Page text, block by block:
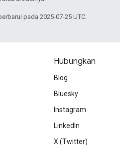
pada 2025-07-25 UTC.
Hubungkan
Blog
Bluesky
Instagram
LinkedIn
X (Twitter)